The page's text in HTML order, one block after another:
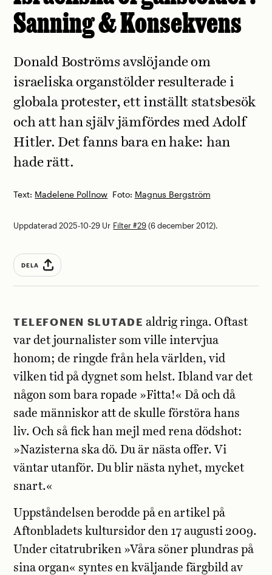
Sanning & Konsekvens
Text: Madelene Pollnow Foto: Magnus Bergström
Donald Boströms avslöjande om
israeliska organstölder resulterade i
globala p­rotester, ett inställt statsbesök
och att han själv jämfördes med Adolf
Hitler. Det fanns bara en hake: han
hade rätt.
Uppdaterad 2025-10-29 Ur Filter #29(6 december 2012).
DELA
TELEFONEN SLUTADE aldrig ringa. Oftast
var det journalister som ville intervjua
honom; de ringde från hela världen, vid
vilken tid på dygnet som helst. Ibland var det
någon som bara ropade »Fitta!« Då och då
sade människor att de skulle förstöra hans
liv. Och så fick han mejl med rena dödshot:
»Nazisterna ska dö. Du är nästa offer. Vi
väntar utanför. Du blir nästa nyhet, mycket
snart.«
Uppståndelsen berodde på en artikel på
Aftonbladets kultursidor den 17 augusti 2009.
Under citatrubriken »Våra söner plundras på
sina organ« syntes en kväljande färgbild av